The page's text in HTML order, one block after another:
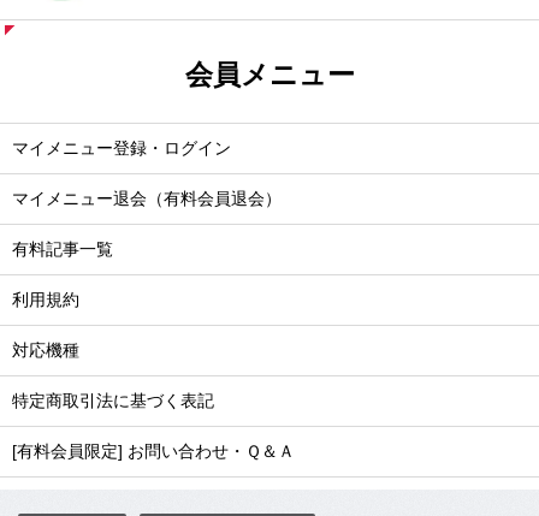
会員メニュー
マイメニュー登録・ログイン
マイメニュー退会（有料会員退会）
有料記事一覧
利用規約
対応機種
特定商取引法に基づく表記
[有料会員限定] お問い合わせ・Ｑ＆Ａ